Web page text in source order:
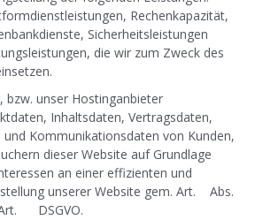
Rechenkapazität,
Sicherheitsleistungen
die wir zum Zweck des
bzw. unser Hostinganbieter
Inhaltsdaten, Vertragsdaten,
Kommunikationsdaten von Kunden,
dieser Website auf Grundlage
an einer effizienten und
unserer Website gem. Art.
Abs.
DSGVO.